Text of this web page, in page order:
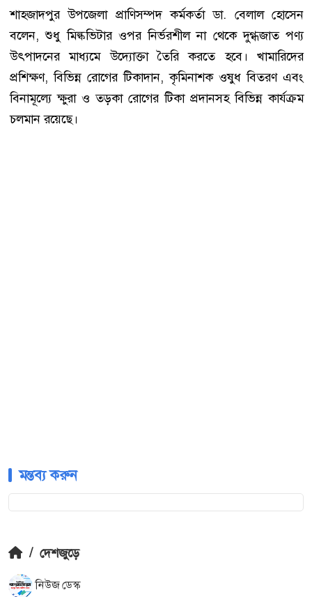
শাহজাদপুর উপজেলা প্রাণিসম্পদ কর্মকর্তা ডা. বেলাল হোসেন
বলেন, শুধু মিল্কভিটার ওপর নির্ভরশীল না থেকে দুগ্ধজাত পণ্য
উৎপাদনের মাধ্যমে উদ্যোক্তা তৈরি করতে হবে। খামারিদের
প্রশিক্ষণ, বিভিন্ন রোগের টিকাদান, কৃমিনাশক ওষুধ বিতরণ এবং
বিনামূল্যে ক্ষুরা ও তড়কা রোগের টিকা প্রদানসহ বিভিন্ন কার্যক্রম
চলমান রয়েছে।
মন্তব্য করুন
/ দেশজুড়ে
নিউজ ডেস্ক